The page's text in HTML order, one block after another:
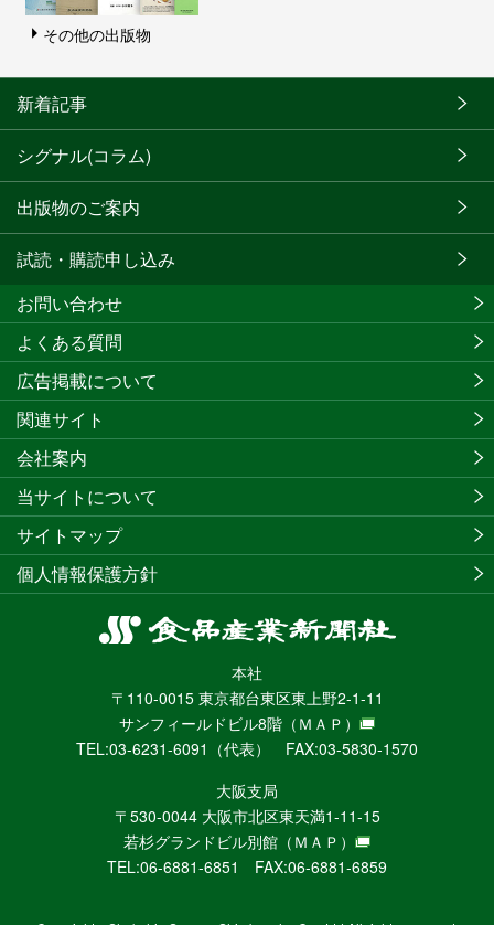
その他の出版物
新着記事
シグナル(コラム)
出版物のご案内
試読・購読申し込み
食
産
業
新
聞
社
ニ
ュ
ー
WEB
本社
〒110-0015 東京都台東区東上野2-1-11
サンフィールドビル8階 （ＭＡＰ）
TEL:03-6231-6091（代表） FAX:03-5830-1570
大阪支局
〒530-0044 大阪市北区東天満1-11-15
若杉グランドビル別館 （ＭＡＰ）
TEL:06-6881-6851 FAX:06-6881-6859
お問い合わせ
よくある質問
広告掲載について
関連サイト
会社案内
当サイトについて
サイトマップ
個人情報保護方針